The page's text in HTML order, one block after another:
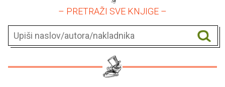
– PRETRAŽI SVE KNJIGE –